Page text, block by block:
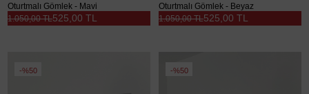
Oturtmalı Gömlek - Mavi
525,00 TL
1.050,00 TL
Oturtmalı Gömlek - Beyaz
525,00 TL
1.050,00 TL
%50 %50